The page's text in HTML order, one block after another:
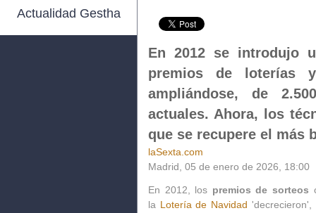
Actualidad Gestha
En 2012 se introdujo
premios de loterías
ampliándose, de
actuales. Ahora, los
que se recupere el más
laSexta.com
Madrid, 05 de enero de 2026, 18:00
En 2012, los premios de sorteos
la Lotería de Navidad